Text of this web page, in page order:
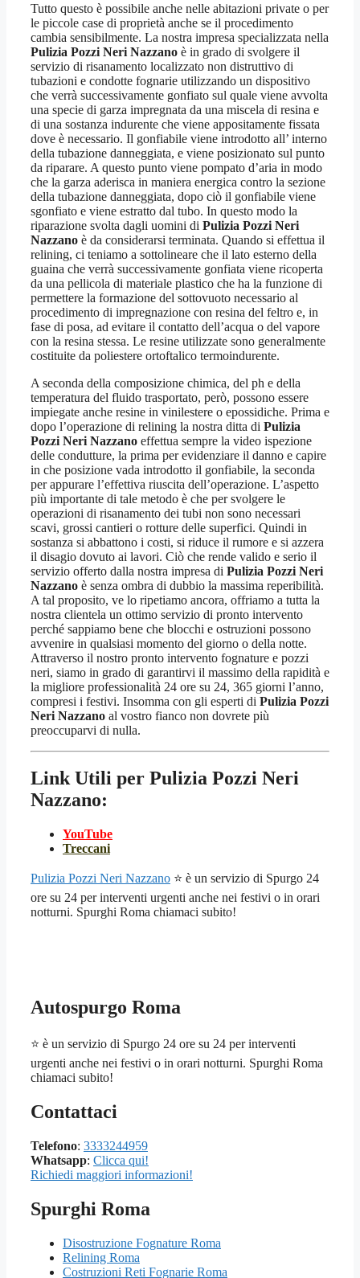
Tutto questo è possibile anche nelle abitazioni private o per
le piccole case di proprietà anche se il procedimento
cambia sensibilmente. La nostra impresa specializzata nella
Pulizia Pozzi Neri Nazzano è in grado di svolgere il
servizio di risanamento localizzato non distruttivo di
tubazioni e condotte fognarie utilizzando un dispositivo
che verrà successivamente gonfiato sul quale viene avvolta
una specie di garza impregnata da una miscela di resina e
di una sostanza indurente che viene appositamente fissata
dove è necessario. Il gonfiabile viene introdotto all’ interno
della tubazione danneggiata, e viene posizionato sul punto
da riparare. A questo punto viene pompato d’aria in modo
che la garza aderisca in maniera energica contro la sezione
della tubazione danneggiata, dopo ciò il gonfiabile viene
sgonfiato e viene estratto dal tubo. In questo modo la
riparazione svolta dagli uomini di Pulizia Pozzi Neri
Nazzano è da considerarsi terminata. Quando si effettua il
relining, ci teniamo a sottolineare che il lato esterno della
guaina che verrà successivamente gonfiata viene ricoperta
da una pellicola di materiale plastico che ha la funzione di
permettere la formazione del sottovuoto necessario al
procedimento di impregnazione con resina del feltro e, in
fase di posa, ad evitare il contatto dell’acqua o del vapore
con la resina stessa. Le resine utilizzate sono generalmente
costituite da poliestere ortoftalico termoindurente.
A seconda della composizione chimica, del ph e della
temperatura del fluido trasportato, però, possono essere
impiegate anche resine in vinilestere o epossidiche. Prima e
dopo l’operazione di relining la nostra ditta di Pulizia
Pozzi Neri Nazzano effettua sempre la video ispezione
delle condutture, la prima per evidenziare il danno e capire
in che posizione vada introdotto il gonfiabile, la seconda
per appurare l’effettiva riuscita dell’operazione. L’aspetto
più importante di tale metodo è che per svolgere le
operazioni di risanamento dei tubi non sono necessari
scavi, grossi cantieri o rotture delle superfici. Quindi in
sostanza si abbattono i costi, si riduce il rumore e si azzera
il disagio dovuto ai lavori. Ciò che rende valido e serio il
servizio offerto dalla nostra impresa di Pulizia Pozzi Neri
Nazzano è senza ombra di dubbio la massima reperibilità.
A tal proposito, ve lo ripetiamo ancora, offriamo a tutta la
nostra clientela un ottimo servizio di pronto intervento
perché sappiamo bene che blocchi e ostruzioni possono
avvenire in qualsiasi momento del giorno o della notte.
Attraverso il nostro pronto intervento fognature e pozzi
neri, siamo in grado di garantirvi il massimo della rapidità e
la migliore professionalità 24 ore su 24, 365 giorni l’anno,
compresi i festivi. Insomma con gli esperti di Pulizia Pozzi
Neri Nazzano al vostro fianco non dovrete più
preoccuparvi di nulla.
Link Utili per Pulizia Pozzi Neri
Nazzano:
YouTube
Treccani
Pulizia Pozzi Neri Nazzano ⭐ è un servizio di Spurgo 24
ore su 24 per interventi urgenti anche nei festivi o in orari
notturni. Spurghi Roma chiamaci subito!
Autospurgo Roma
⭐ è un servizio di Spurgo 24 ore su 24 per interventi
urgenti anche nei festivi o in orari notturni. Spurghi Roma
chiamaci subito!
Contattaci
Telefono: 3333244959
Whatsapp: Clicca qui!
Richiedi maggiori informazioni!
Spurghi Roma
Disostruzione Fognature Roma
Relining Roma
Costruzioni Reti Fognarie Roma